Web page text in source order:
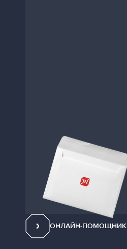
ОНЛАЙН-ПОМОЩНИК